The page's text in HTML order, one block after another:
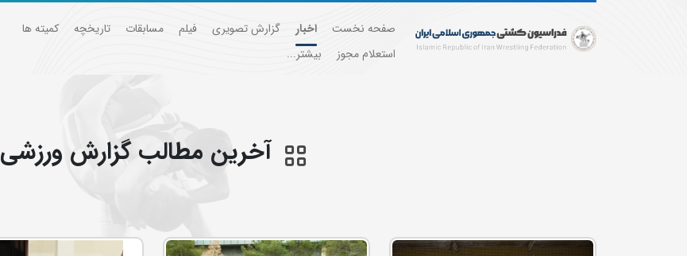
صفحه نخست اخبار گزارش تصویری فیلم مسابقات تاریخچه
کمیته ها
استعلام مجوز
بیشتر...
آخرین مطالب گزارش ورزشی